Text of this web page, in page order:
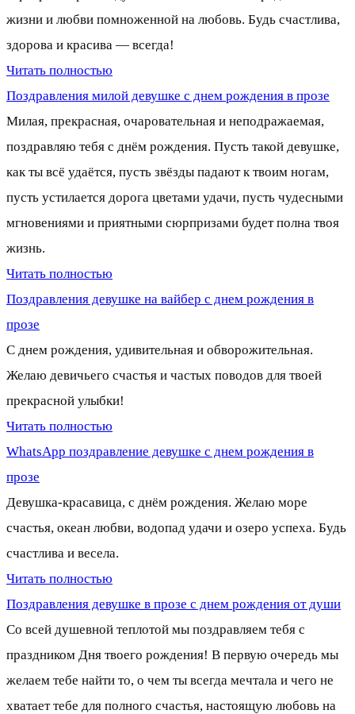
жизни и любви помноженной на любовь. Будь счастлива,
здорова и красива — всегда!
Читать полностью
Поздравления милой девушке с днем рождения в прозе
Милая, прекрасная, очаровательная и неподражаемая,
поздравляю тебя с днём рождения. Пусть такой девушке,
как ты всё удаётся, пусть звёзды падают к твоим ногам,
пусть устилается дорога цветами удачи, пусть чудесными
мгновениями и приятными сюрпризами будет полна твоя
жизнь.
Читать полностью
Поздравления девушке на вайбер с днем рождения в
прозе
С днем рождения, удивительная и обворожительная.
Желаю девичьего счастья и частых поводов для твоей
прекрасной улыбки!
Читать полностью
WhatsApp поздравление девушке с днем рождения в
прозе
Девушка-красавица, с днём рождения. Желаю море
счастья, океан любви, водопад удачи и озеро успеха. Будь
счастлива и весела.
Читать полностью
Поздравления девушке в прозе с днем рождения от души
Со всей душевной теплотой мы поздравляем тебя с
праздником Дня твоего рождения! В первую очередь мы
желаем тебе найти то, о чем ты всегда мечтала и чего не
хватает тебе для полного счастья, настоящую любовь на